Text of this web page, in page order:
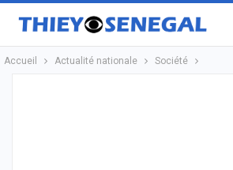
Accueil Actualité nationale Société